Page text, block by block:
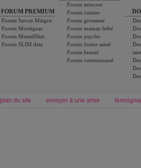
FORUM PREMIUM
Forum Savoir Maigrir
Forum Montignac
Forum MentalSlim
Forum SLIM data
Forum minceur
Forum cuisine
Forum grossesse
Forum maman bébé
Forum psycho
Forum forme santé
Forum beauté
Forum communauté
plan du site envoyer à une amie